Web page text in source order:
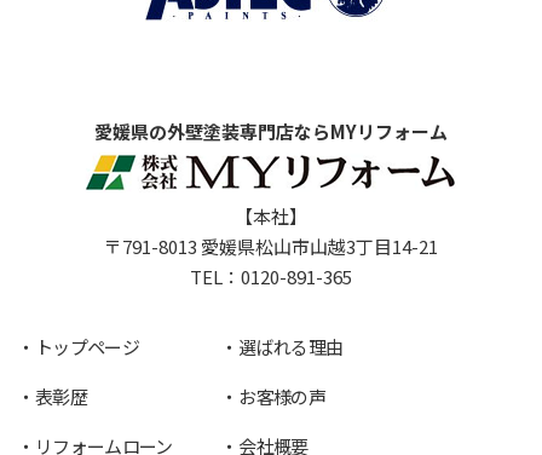
愛媛県の外壁塗装専門店ならMYリフォーム
【本社】
〒791-8013 愛媛県松山市山越3丁目14-21
TEL： 0120-891-365
トップページ
選ばれる理由
表彰歴
お客様の声
リフォームローン
会社概要